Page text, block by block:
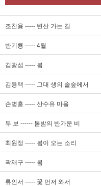
조찬용 ----- 변산 가는 길
반기룡 ----- 4월
김광섭 ----- 봄
김용택 ----- 그대 생의 솔숲에서
손병흥 ----- 산수유 마을
두 보 ------ 봄밤의 반가운 비
최원정 ----- 봄이 오는 소리
곽재구 ----- 봄
류인서 ----- 꽃 먼저 와서